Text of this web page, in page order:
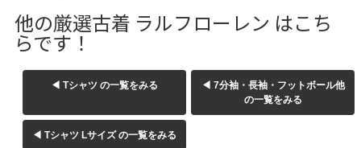
他の厳選古着 ラルフローレン はこち
らです！
◀ Tシャツ の一覧をみる
◀ 7分袖・長袖・フットボール他
の一覧をみる
◀ Tシャツ Lサイズ の一覧をみる